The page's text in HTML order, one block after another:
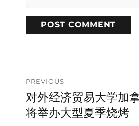
R
A
T
Post
navigation
PREVIOUS
Previous
post:
对外经济贸易大学加
将举办大型夏季烧烤